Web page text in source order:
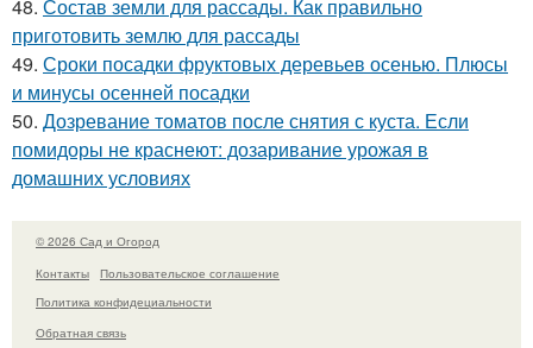
48. Состав земли для рассады. Как правильно
приготовить землю для рассады
49. Сроки посадки фруктовых деревьев осенью. Плюсы
и минусы осенней посадки
50. Дозревание томатов после снятия с куста. Если
помидоры не краснеют: дозаривание урожая в
домашних условиях
© 2026 Сад и Огород
Контакты
Пользовательское соглашение
Политика конфидециальности
Обратная связь